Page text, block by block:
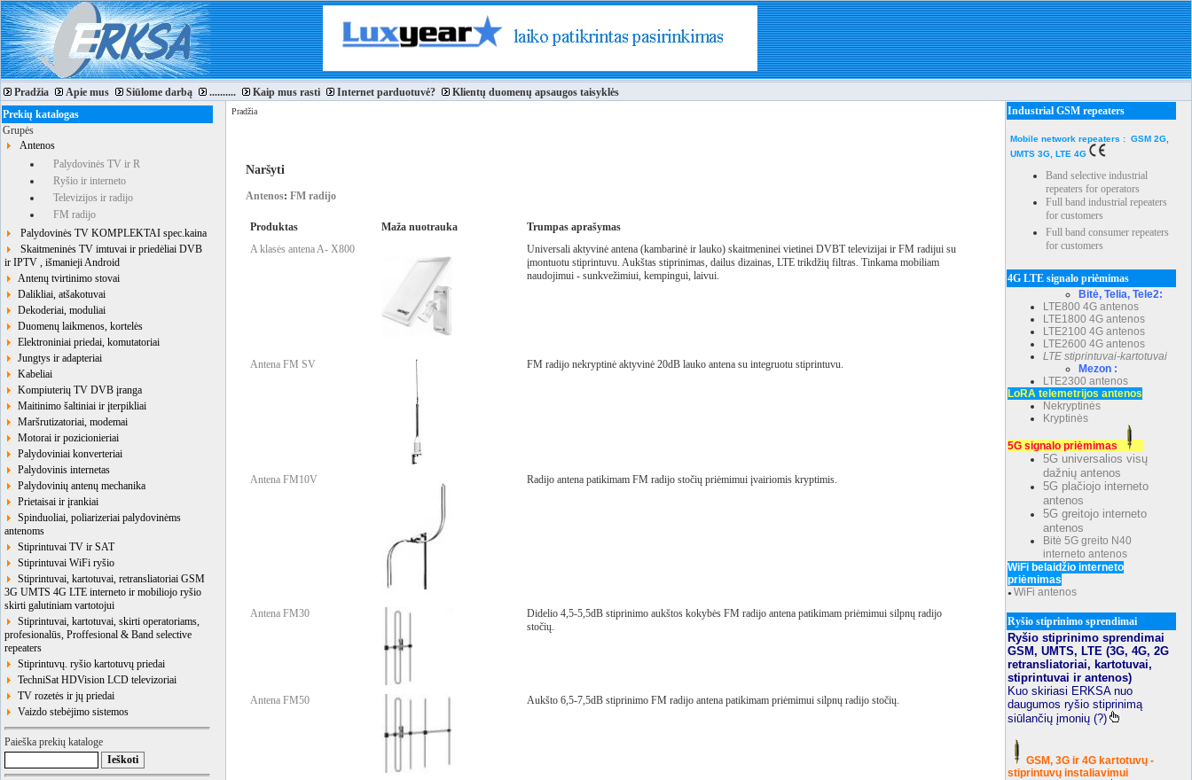
Pradžia Apie mus Siūlome darbą .......... Kaip mus rasti Internet parduotuvė?
Klientų duomenų apsaugos taisyklės
Prekių katalogas
Grupės
Antenos
Palydovinės TV ir R
Ryšio ir interneto
Televizijos ir radijo
FM radijo
Palydovinės TV KOMPLEKTAI spec.kaina
Skaitmeninės TV imtuvai ir priedėliai DVB
ir IPTV , išmanieji Android
Antenų tvirtinimo stovai
Dalikliai, atšakotuvai
Dekoderiai, moduliai
Duomenų laikmenos, kortelės
Elektroniniai priedai, komutatoriai
Jungtys ir adapteriai
Kabeliai
Kompiuterių TV DVB įranga
Maitinimo šaltiniai ir įterpikliai
Maršrutizatoriai, modemai
Motorai ir pozicionieriai
Palydoviniai konverteriai
Palydovinis internetas
Palydovinių antenų mechanika
Prietaisai ir įrankiai
Spinduoliai, poliarizeriai palydovinėms
antenoms
Stiprintuvai TV ir SAT
Stiprintuvai WiFi ryšio
Stiprintuvai, kartotuvai, retransliatoriai GSM
3G UMTS 4G LTE interneto ir mobiliojo ryšio
skirti galutiniam vartotojui
Stiprintuvai, kartotuvai, skirti operatoriams,
profesionalūs, Proffesional & Band selective
repeaters
Stiprintuvų. ryšio kartotuvų priedai
TechniSat HDVision LCD televizoriai
TV rozetės ir jų priedai
Vaizdo stebėjimo sistemos
Paieška prekių kataloge
Pradžia
Naršyti
Antenos: FM radijo
Produktas Maža nuotrauka
Trumpas aprašymas
A klasės antena A- X800
Universali aktyvinė antena (kambarinė ir lauko) skaitmeninei vietinei DVBT televizijai ir FM radijui su
įmontuotu stiprintuvu. Aukštas stiprinimas, dailus dizainas, LTE trikdžių filtras. Tinkama mobiliam
naudojimui - sunkvežimiui, kempingui, laivui.
Antena FM SV FM radijo nekryptinė aktyvinė 20dB lauko antena su integruotu stiprintuvu.
Antena FM10V Radijo antena patikimam FM radijo stočių priėmimui įvairiomis kryptimis.
Antena FM30
Didelio 4,5-5,5dB stiprinimo aukštos kokybės FM radijo antena patikimam priėmimui silpnų radijo
stočių.
Antena FM50 Aukšto 6,5-7,5dB stiprinimo FM radijo antena patikimam priėmimui silpnų radijo stočių.
Industrial GSM repeaters
Mobile network repeaters : GSM 2G,
UMTS 3G, LTE 4G
Band selective industrial
repeaters for operators
Full band industrial repeaters
for customers
Full band consumer repeaters
for customers
4G LTE signalo priėmimas
Bitė, Telia, Tele2:
LTE800 4G antenos
LTE1800 4G antenos
LTE2100 4G antenos
LTE2600 4G antenos
LTE stiprintuvai-kartotuvai
Mezon :
LTE2300 antenos
LoRA telemetrijos antenos
Nekryptinės
Kryptinės
5G signalo priėmimas
5G universalios visų
dažnių antenos
5G plačiojo interneto
antenos
5G greitojo interneto
antenos
Bitė 5G greito N40
interneto antenos
WiFi belaidžio interneto
priėmimas
● WiFi antenos
Ryšio stiprinimo sprendimai
Ryšio stiprinimo sprendimai
GSM, UMTS, LTE (3G, 4G, 2G
retransliatoriai, kartotuvai,
stiprintuvai ir antenos)
Kuo skiriasi ERKSA nuo
daugumos ryšio stiprinimą
siūlančių įmonių (?)
GSM, 3G ir 4G kartotuvų -
stiprintuvų instaliavimui